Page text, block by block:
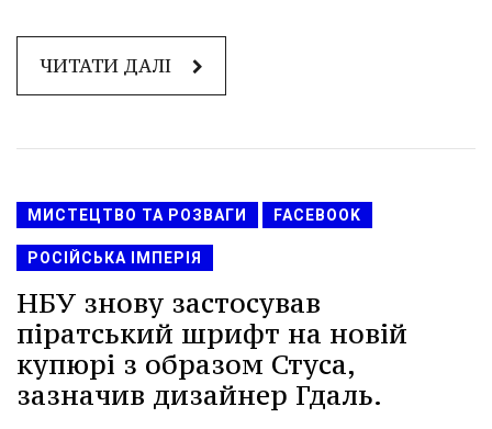
ЧИТАТИ ДАЛІ
МИСТЕЦТВО ТА РОЗВАГИ FACEBOOK
РОСІЙСЬКА ІМПЕРІЯ
НБУ знову застосував
піратський шрифт на новій
купюрі з образом Стуса,
зазначив дизайнер Гдаль.